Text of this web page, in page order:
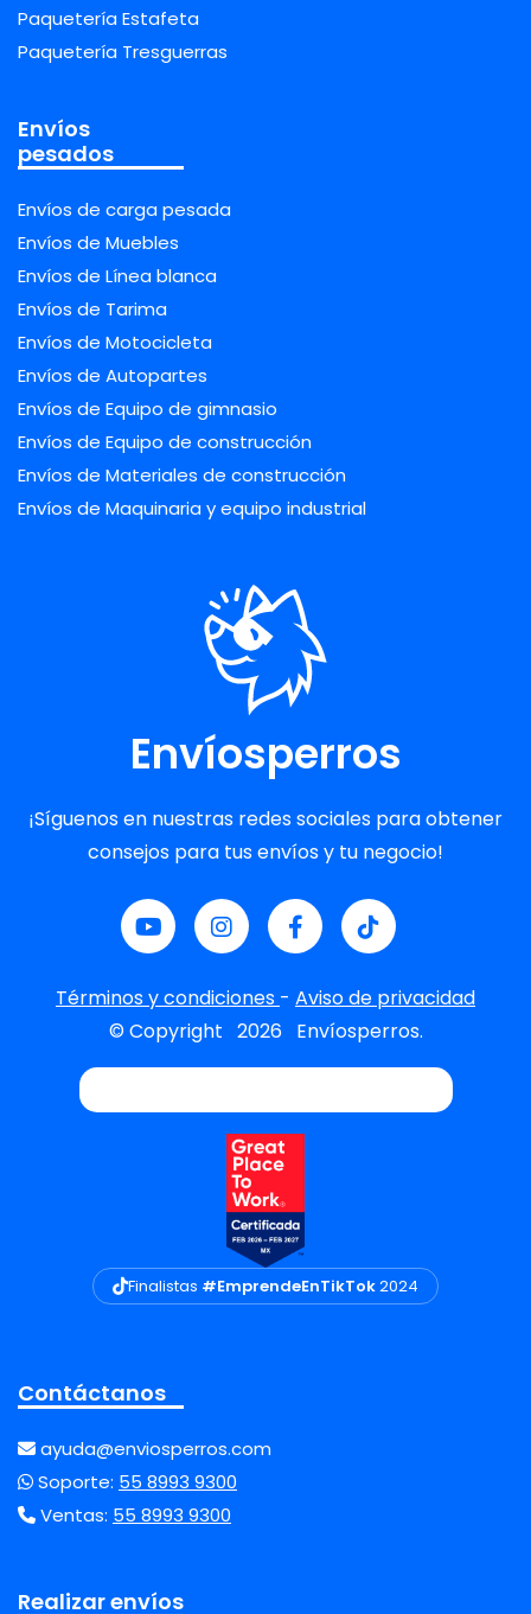
Paquetería Estafeta
Paquetería Tresguerras
Envíos
pesados
Envíos de carga pesada
Envíos de Muebles
Envíos de Línea blanca
Envíos de Tarima
Envíos de Motocicleta
Envíos de Autopartes
Envíos de Equipo de gimnasio
Envíos de Equipo de construcción
Envíos de Materiales de construcción
Envíos de Maquinaria y equipo industrial
Envíosperros
¡Síguenos en nuestras redes sociales para obtener
consejos para tus envíos y tu negocio!
Términos y condiciones - Aviso de privacidad
© Copyright 2026 Envíosperros.
Finalistas #EmprendeEnTikTok2024
Contáctanos
ayuda@enviosperros.com
Soporte: 55 8993 9300
Ventas: 55 8993 9300
Realizar envíos